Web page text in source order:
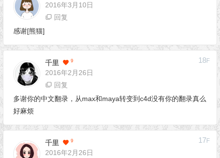
2016年3月10日
回复
感谢[熊猫]
千里 9
2016年2月26日
18F
回复
多谢你的中文翻录，从max和maya转变到c4d没有你的翻录真么
好麻烦
千里 9
2016年2月26日
17F